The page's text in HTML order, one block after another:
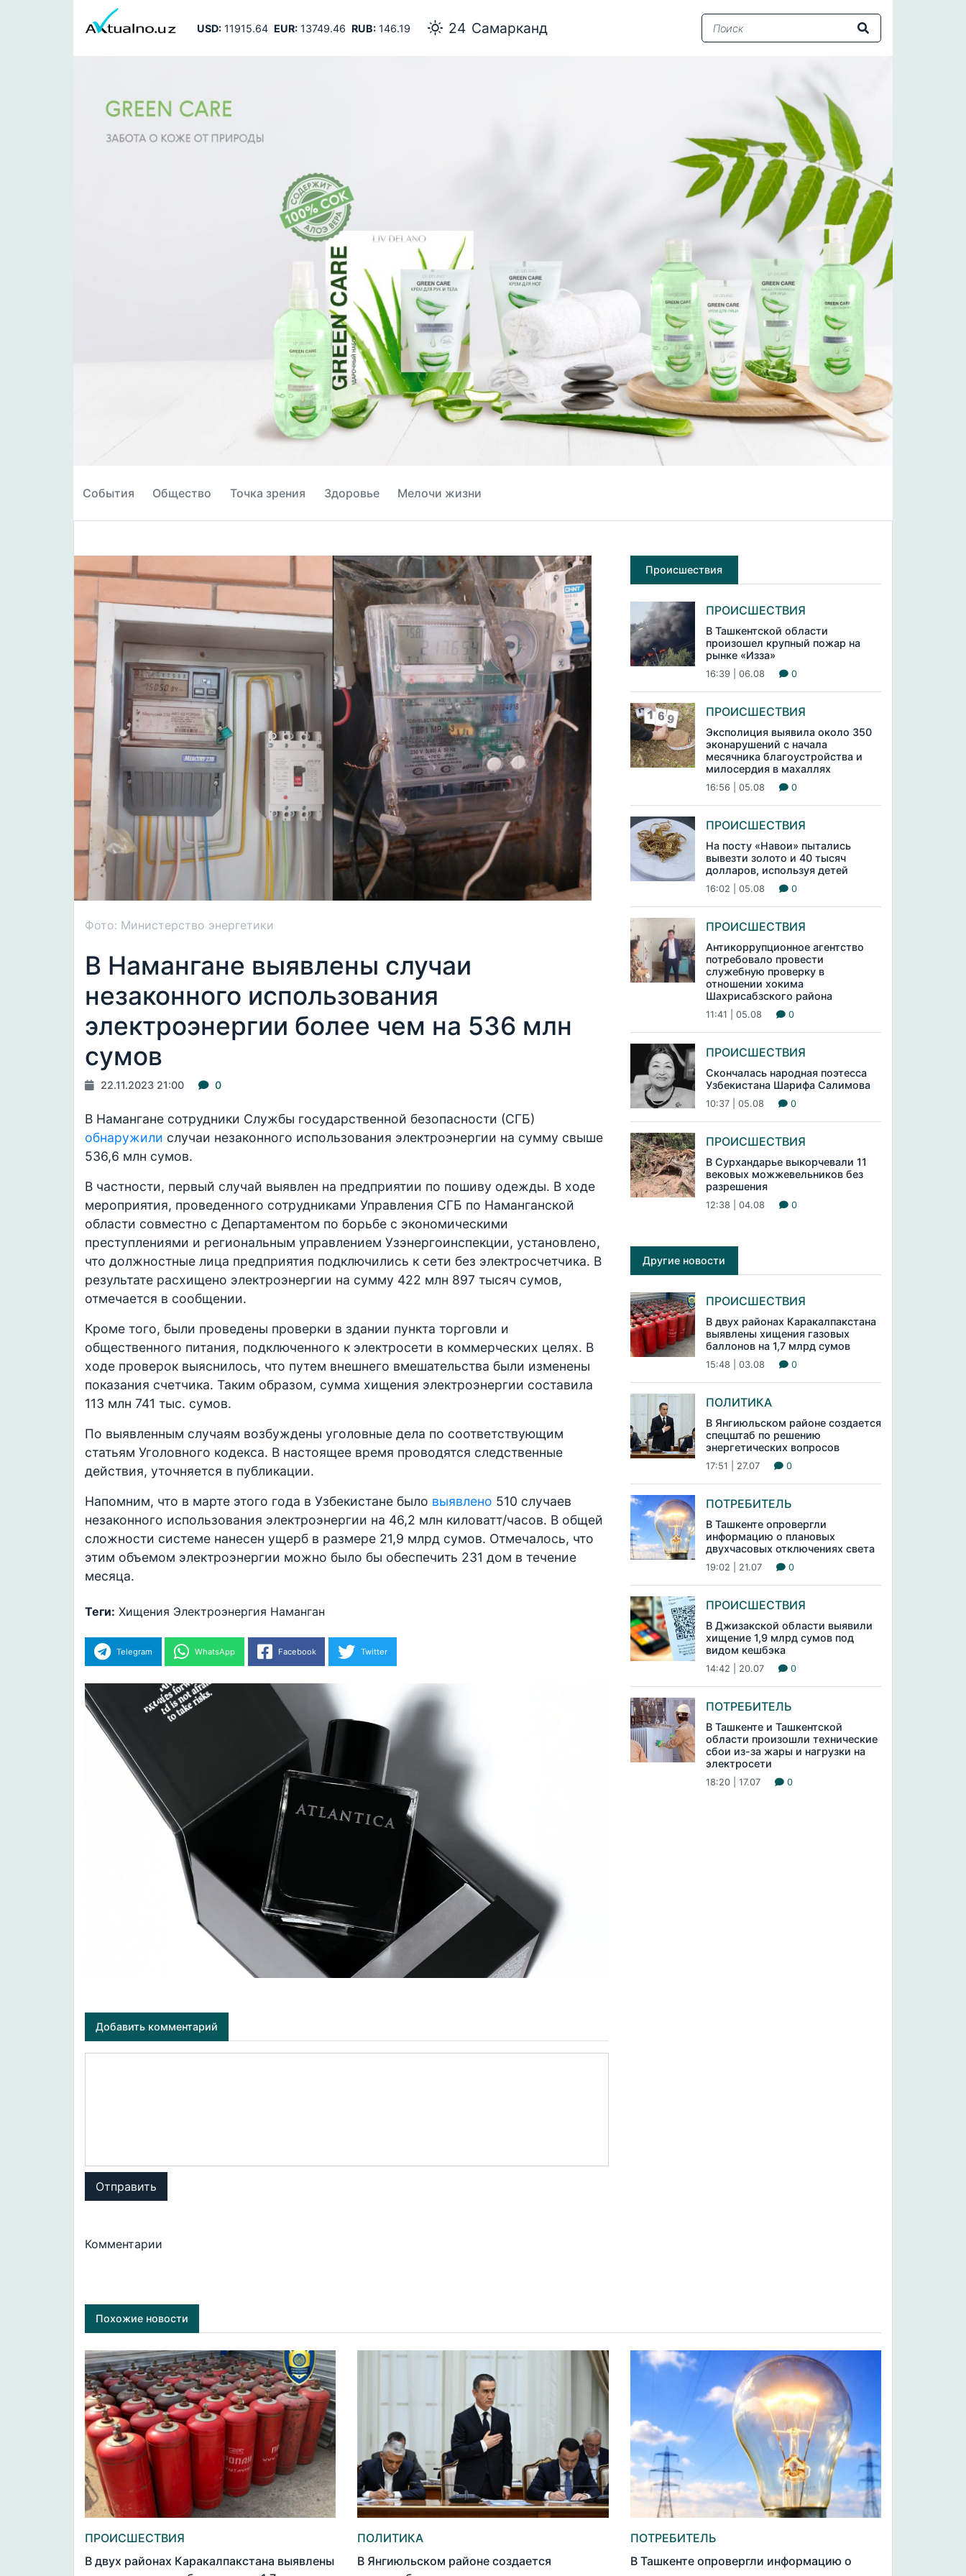
USD:11915.64 EUR:13749.46 RUB:146.19 24 Самарканд
События Общество Точка зрения Здоровье Мелочи жизни
Фото: Министерство энергетики
В Намангане выявлены случаи
незаконного использования
электроэнергии более чем на 536 млн
сумов
22.11.2023 21:00 0
В Намангане сотрудники Службы государственной безопасности (СГБ)
обнаружили случаи незаконного использования электроэнергии на сумму свыше
536,6 млн сумов.
В частности, первый случай выявлен на предприятии по пошиву одежды. В ходе
мероприятия, проведенного сотрудниками Управления СГБ по Наманганской
области совместно с Департаментом по борьбе с экономическими
преступлениями и региональным управлением Узэнергоинспекции, установлено,
что должностные лица предприятия подключились к сети без электросчетчика. В
результате расхищено электроэнергии на сумму 422 млн 897 тысяч сумов,
отмечается в сообщении.
Кроме того, были проведены проверки в здании пункта торговли и
общественного питания, подключенного к электросети в коммерческих целях. В
ходе проверок выяснилось, что путем внешнего вмешательства были изменены
показания счетчика. Таким образом, сумма хищения электроэнергии составила
113 млн 741 тыс. сумов.
По выявленным случаям возбуждены уголовные дела по соответствующим
статьям Уголовного кодекса. В настоящее время проводятся следственные
действия, уточняется в публикации.
Напомним, что в марте этого года в Узбекистане было выявлено 510 случаев
незаконного использования электроэнергии на 46,2 млн киловатт/часов. В общей
сложности системе нанесен ущерб в размере 21,9 млрд сумов. Отмечалось, что
этим объемом электроэнергии можно было бы обеспечить 231 дом в течение
месяца.
Теги: Хищения Электроэнергия Наманган
Telegram WhatsApp Facebook Twitter
Добавить комментарий
Отправить
Комментарии
Происшествия
ПРОИСШЕСТВИЯ
В Ташкентской области
произошел крупный пожар на
рынке «Изза»
16:39 | 06.08 0
ПРОИСШЕСТВИЯ
Эксполиция выявила около 350
эконарушений с начала
месячника благоустройства и
милосердия в махаллях
16:56 | 05.08 0
ПРОИСШЕСТВИЯ
На посту «Навои» пытались
вывезти золото и 40 тысяч
долларов, используя детей
16:02 | 05.08 0
ПРОИСШЕСТВИЯ
Антикоррупционное агентство
потребовало провести
служебную проверку в
отношении хокима
Шахрисабзского района
11:41 | 05.08 0
ПРОИСШЕСТВИЯ
Скончалась народная поэтесса
Узбекистана Шарифа Салимова
10:37 | 05.08 0
ПРОИСШЕСТВИЯ
В Сурхандарье выкорчевали 11
вековых можжевельников без
разрешения
12:38 | 04.08 0
Другие новости
ПРОИСШЕСТВИЯ
В двух районах Каракалпакстана
выявлены хищения газовых
баллонов на 1,7 млрд сумов
15:48 | 03.08 0
ПОЛИТИКА
В Янгиюльском районе создается
спецштаб по решению
энергетических вопросов
17:51 | 27.07 0
ПОТРЕБИТЕЛЬ
В Ташкенте опровергли
информацию о плановых
двухчасовых отключениях света
19:02 | 21.07 0
ПРОИСШЕСТВИЯ
В Джизакской области выявили
хищение 1,9 млрд сумов под
видом кешбэка
14:42 | 20.07 0
ПОТРЕБИТЕЛЬ
В Ташкенте и Ташкентской
области произошли технические
сбои из-за жары и нагрузки на
электросети
18:20 | 17.07 0
Похожие новости
ПРОИСШЕСТВИЯ
В двух районах Каракалпакстана выявлены
ПОЛИТИКА
В Янгиюльском районе создается
ПОТРЕБИТЕЛЬ
В Ташкенте опровергли информацию о